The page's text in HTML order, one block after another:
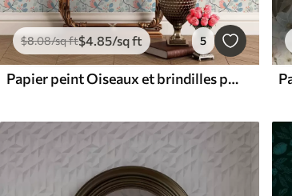
$8.08/sq ft$4.85/sq ft 5
Papier peint Oiseaux et brindilles pastel sur fond clair